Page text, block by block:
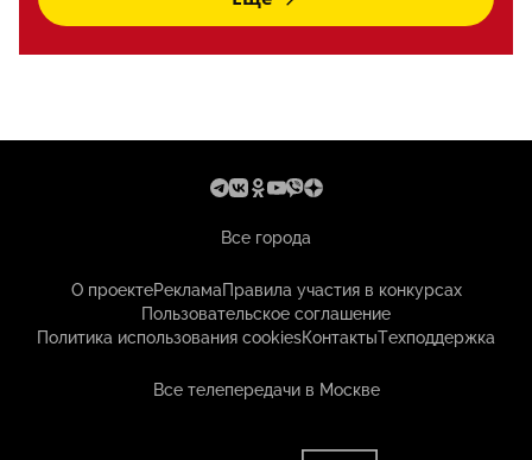
Все города
О проектеРекламаПравила участия в конкурсах
Пользовательское соглашение
Политика использования cookiesКонтактыТехподдержка
Все телепередачи в Москве